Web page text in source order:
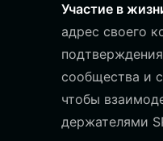
Участие в
адрес своего
сообщества и
чтобы
держателями